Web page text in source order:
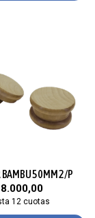
BAMBU 50MM 2/P
12 cuotas